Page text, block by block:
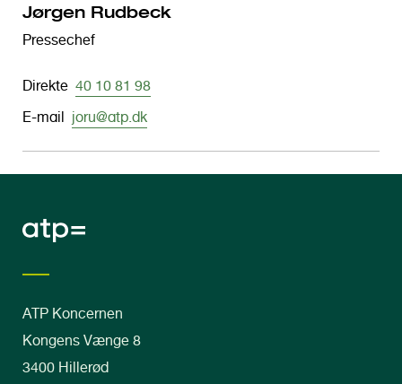
Jørgen Rudbeck
Pressechef
Direkte 40 10 81 98
E-mail joru@atp.dk
ATP Koncernen
Kongens Vænge 8
3400 Hillerød